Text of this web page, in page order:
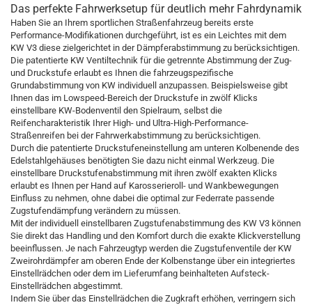
Das perfekte Fahrwerksetup für deutlich mehr Fahrdynamik
Haben Sie an Ihrem sportlichen Straßenfahrzeug bereits erste
Performance-Modifikationen durchgeführt, ist es ein Leichtes mit dem
KW V3 diese zielgerichtet in der Dämpferabstimmung zu berücksichtigen.
Die patentierte KW Ventiltechnik für die getrennte Abstimmung der Zug-
und Druckstufe erlaubt es Ihnen die fahrzeugspezifische
Grundabstimmung von KW individuell anzupassen. Beispielsweise gibt
Ihnen das im Lowspeed-Bereich der Druckstufe in zwölf Klicks
einstellbare KW-Bodenventil den Spielraum, selbst die
Reifencharakteristik Ihrer High- und Ultra-High-Performance-
Straßenreifen bei der Fahrwerkabstimmung zu berücksichtigen.
Durch die patentierte Druckstufeneinstellung am unteren Kolbenende des
Edelstahlgehäuses benötigten Sie dazu nicht einmal Werkzeug. Die
einstellbare Druckstufenabstimmung mit ihren zwölf exakten Klicks
erlaubt es Ihnen per Hand auf Karosserieroll- und Wankbewegungen
Einfluss zu nehmen, ohne dabei die optimal zur Federrate passende
Zugstufendämpfung verändern zu müssen.
Mit der individuell einstellbaren Zugstufenabstimmung des KW V3 können
Sie direkt das Handling und den Komfort durch die exakte Klickverstellung
beeinflussen. Je nach Fahrzeugtyp werden die Zugstufenventile der KW
Zweirohrdämpfer am oberen Ende der Kolbenstange über ein integriertes
Einstellrädchen oder dem im Lieferumfang beinhalteten Aufsteck-
Einstellrädchen abgestimmt.
Indem Sie über das Einstellrädchen die Zugkraft erhöhen, verringern sich